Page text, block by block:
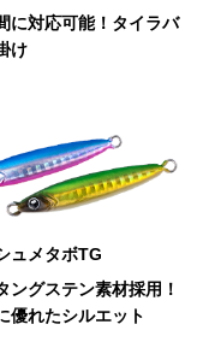
に対応可能！タイラバ
け
ュメタボTG
ングステン素材採用！
優れたシルエット